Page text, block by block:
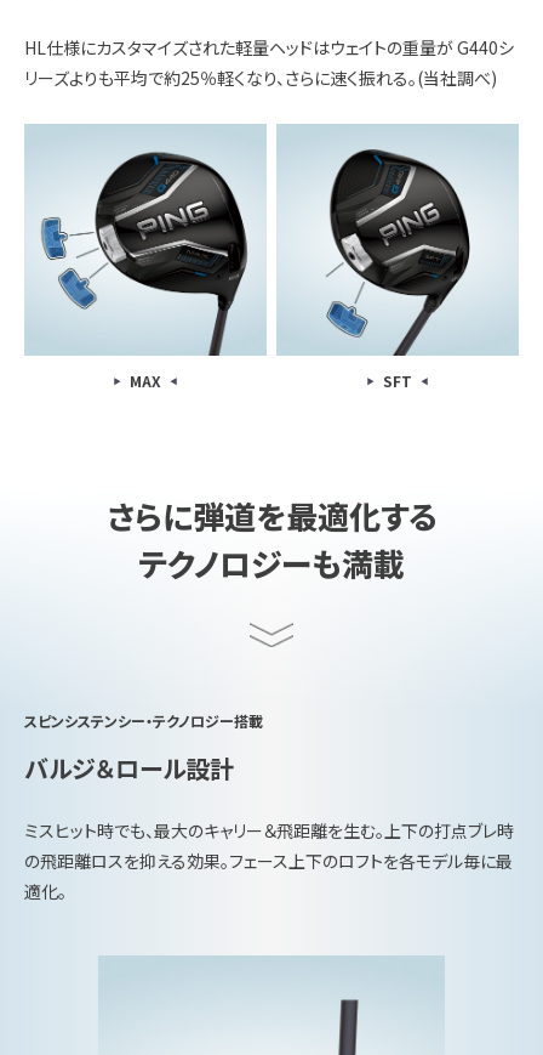
HL仕様にカスタマイズされた軽量ヘッドはウェイトの重量が G440シ
リーズよりも平均で約25％軽くなり、さらに速く振れる。(当社調べ)
MAX SFT
さらに弾道を最適化する
テクノロジーも満載
スピンシステンシー・テクノロジー搭載
バルジ＆ロール設計
ミスヒット時でも、最大のキャリー＆飛距離を生む。上下の打点ブレ時
の飛距離ロスを抑える効果。フェース上下のロフトを各モデル毎に最
適化。